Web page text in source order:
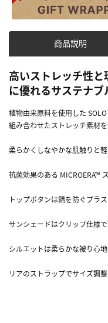
商品説明
高いストレッチ性
に優れるサステナ
植物由来原料を使用した
組み合わせたストレッチ素材を
柔らかくしなやかな肌触りと
抗菌効果のある MICROERA™
トップボタンは錆を防ぐプラス
サンシェードはクリップ仕様で
シルエットは柔らかな被り心地
リアのストラップでサイズ調整